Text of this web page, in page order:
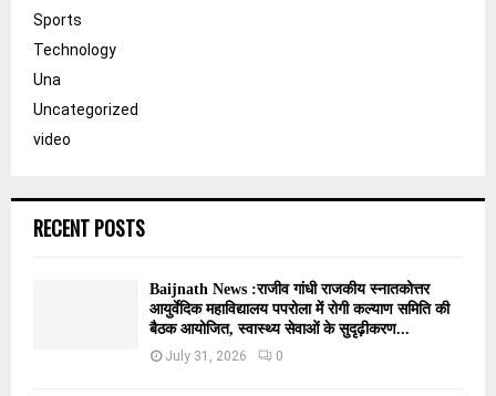
Sports
Technology
Una
Uncategorized
video
RECENT POSTS
Baijnath News :राजीव गांधी राजकीय स्नातकोत्तर
आयुर्वेदिक महाविद्यालय पपरोला में रोगी कल्याण समिति की
बैठक आयोजित, स्वास्थ्य सेवाओं के सुदृढ़ीकरण...
July 31, 2026 0